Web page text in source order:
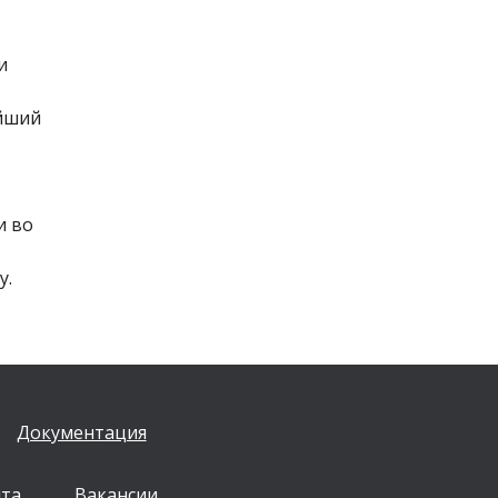
во
Документация